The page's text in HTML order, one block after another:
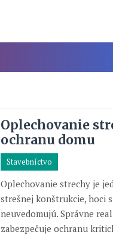
Oplechovanie
ochranu domu
Stavebníctvo
Oplechovanie strechy je
strešnej konštrukcie, hoci
neuvedomujú. Správne
zabezpečuje ochranu